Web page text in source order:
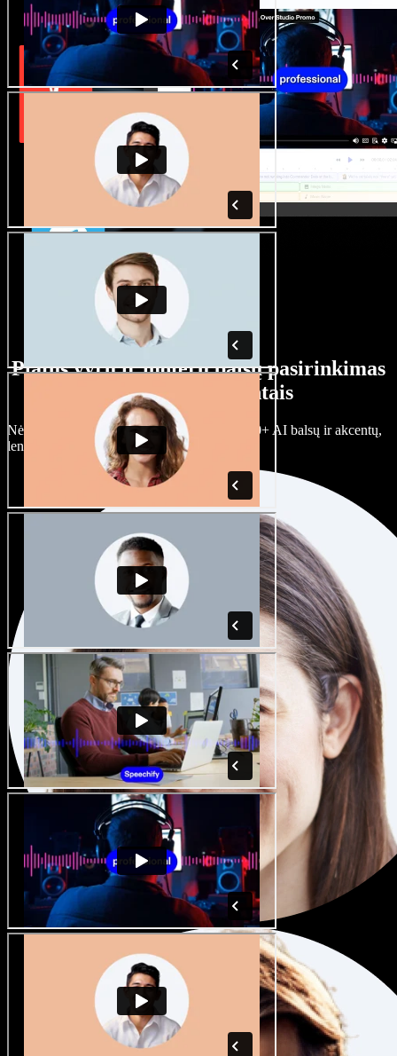
Platus vyrų ir moterų balsų pasirinkimas
su įvairiais akcentais
Nėra dviejų vienodų projektų. Rinkitės iš 100+ AI balsų ir akcentų,
lengvai juos prisitaikykite.